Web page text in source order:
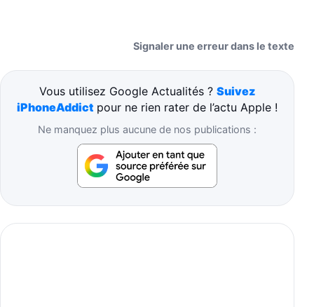
Signaler une erreur dans le texte
Vous utilisez Google Actualités ? Suivez
iPhoneAddict pour ne rien rater de l’actu Apple !
Ne manquez plus aucune de nos publications :